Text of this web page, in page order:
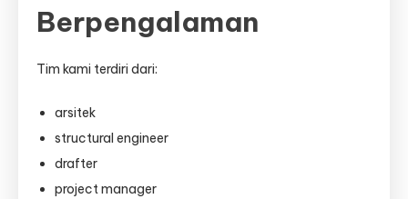
Berpengalaman
Tim kami terdiri dari:
arsitek
structural engineer
drafter
project manager